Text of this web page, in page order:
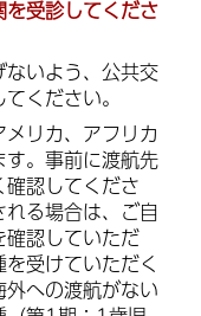
受診してくださ
いよう、公共交
ください。
リカ、アフリカ
。事前に渡航先
認してくださ
る場合は、ご自
認していただ
受けていただく
への渡航がない